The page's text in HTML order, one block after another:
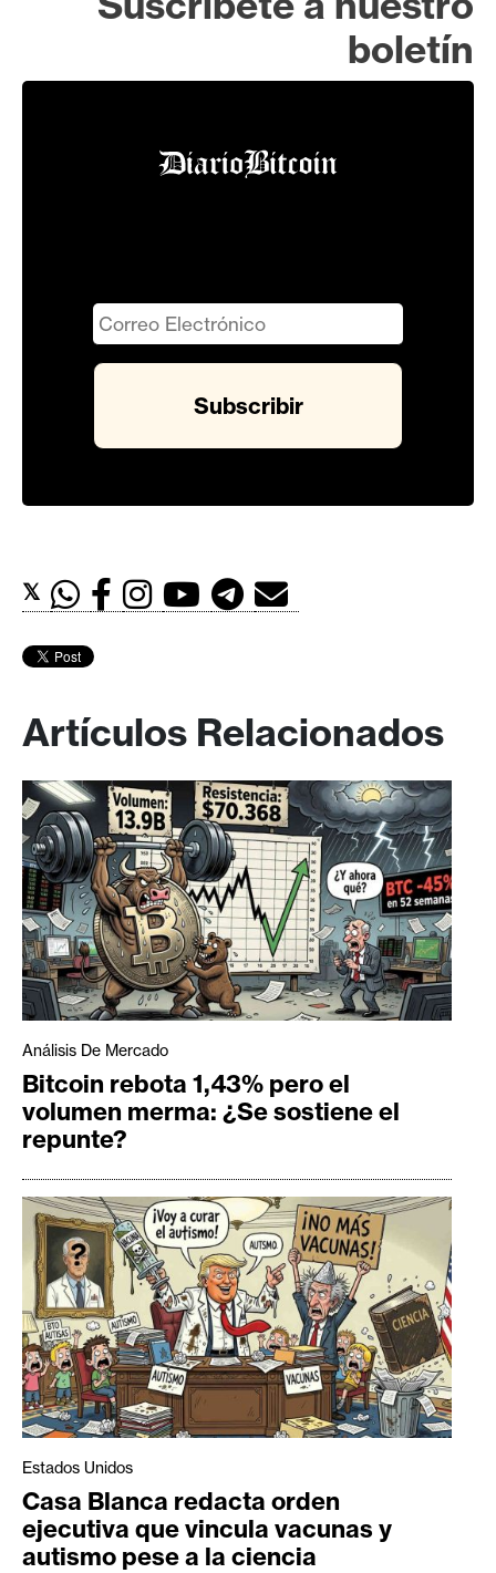
boletín
𝕏
Artículos Relacionados
Análisis De Mercado
Bitcoin rebota 1,43% pero el
volumen merma: ¿Se sostiene el
repunte?
Estados Unidos
Casa Blanca redacta orden
ejecutiva que vincula vacunas y
autismo pese a la ciencia